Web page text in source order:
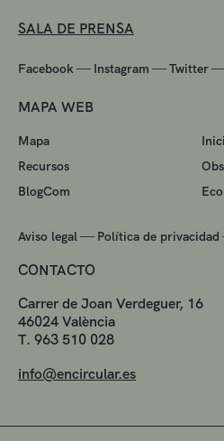
SALA DE PRENSA
Facebook — Instagram —Twitter
MAPA WEB
Mapa
Recursos
BlogCom
Aviso legal — Política de privacidad
CONTACTO
Carrer de Joan Verdeguer, 16
46024 València
T. 963 510 028
info@encircular.es